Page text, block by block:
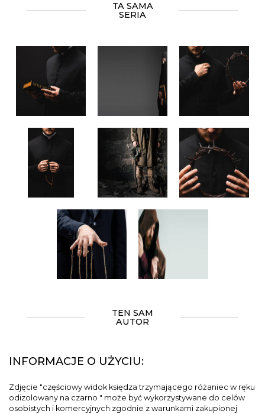
TA SAMA
SERIA
TEN SAM
AUTOR
INFORMACJE O UŻYCIU:
Zdjęcie "częściowy widok księdza trzymającego różaniec w ręku
odizolowany na czarno " może być wykorzystywane do celów
osobistych i komercyjnych zgodnie z warunkami zakupionej